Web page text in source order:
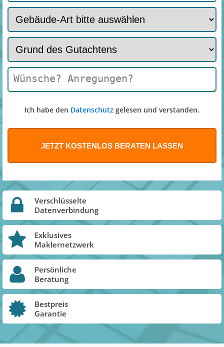
Ich habe den Datenschutz gelesen und verstanden.
Verschlüsselte
Datenverbindung
Exklusives
Maklernetzwerk
Persönliche
Beratung
Bestpreis
Garantie